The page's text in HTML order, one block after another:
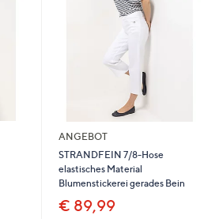
ANGEBOT
STRANDFEIN 7/8-Hose
elastisches Material
Blumenstickerei gerades Bein
€ 89,99